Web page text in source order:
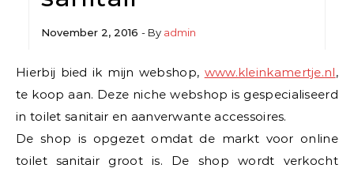
November 2, 2016 - By admin
Hierbij bied ik mijn webshop, www.kleinkamertje.nl,
te koop aan. Deze niche webshop is gespecialiseerd
in toilet sanitair en aanverwante accessoires.
De shop is opgezet omdat de markt voor online
toilet sanitair groot is. De shop wordt verkocht